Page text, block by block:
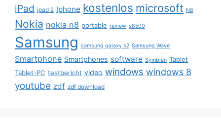
iPad ipad 2 Iphone kostenlos microsoft N8
Nokia nokia n8 portable review s8500
Samsung samsung galaxy s2 Samsung Wave
Smartphone Smartphones software Symbian Tablet
Tablet-PC testbericht video windows windows 8
youtube zdf zdf download